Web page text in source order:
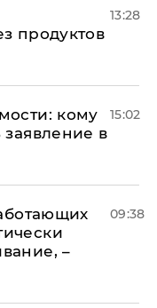
продуктов
13:28
кому
заявление в
15:02
–
09:38